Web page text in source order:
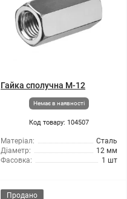
Гайка сполучна М-12
Немає в наявності
Код товару: 104507
Матеріал:
Сталь
Діаметр:
12 мм
Фасовка:
1 шт
Продано